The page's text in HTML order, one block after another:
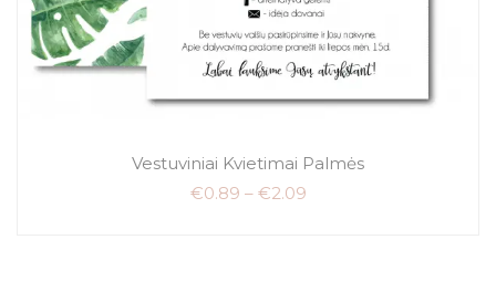
Vestuviniai Kvietimai Palmės
€0.89 – €2.09